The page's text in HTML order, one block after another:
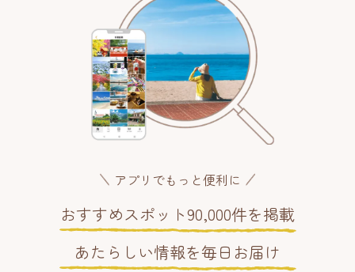
アプリでもっと便利に
おすすめスポット90,000件を掲載
あたらしい情報を毎日お届け